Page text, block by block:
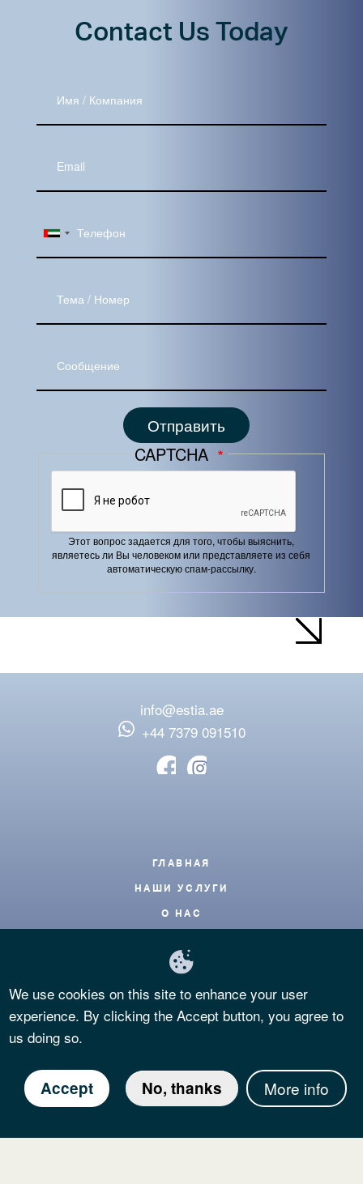
Contact Us Today
Компания
Email
CAPTCHA
Этот вопрос задается для того, чтобы выяснить,
являетесь ли Вы человеком или представляете из себя
автоматическую спам-рассылку.
info@estia.ae
‪+44 7379 091510
Footer
ГЛАВНАЯ
НАШИ УСЛУГИ
О НАС
КОНТАКТЫ
ЧАСТЫЕ ВОПРОСЫ
КОНФИДЕНЦИАЛЬНОСТЬ
We use cookies on this site to enhance your user
experience. By clicking the Accept button, you agree to
us doing so.
Accept No, thanks More info